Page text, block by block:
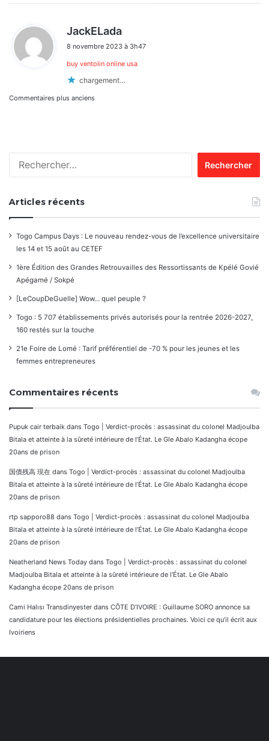
JackELada
t
8 novembre 2023 à 3h47
buy ventolin online usa
chargement…
Navigation
commentaires
Commentaires plus anciens
Articles récents
Togo Campus Days : Le nouveau rendez-vous de l’excellence universitaire
les 14 et 15 août au CETEF
1ère Édition des Grandes Retrouvailles des Ressortissants de Kpélé Govié
Apégamé / Sokpé
[LeCoupDeGuelle] Wow… quel peuple ?
Togo : 5 707 établissements privés autorisés pour la rentrée 2026-2027,
160 restés sur la touche
21e Foire de Lomé : Tarif préférentiel de -70 % pour les jeunes et les
femmes entrepreneures
Commentaires récents
Pupuk cair terbaik dans Togo | Verdict-procès : assassinat du colonel Madjoulba
Bitala et atteinte à la sûreté intérieure de l’État. Le Gle Abalo Kadangha écope
20ans de prison
国債残高 現在 dans Togo | Verdict-procès : assassinat du colonel Madjoulba
Bitala et atteinte à la sûreté intérieure de l’État. Le Gle Abalo Kadangha écope
20ans de prison
rtp sapporo88 dans Togo | Verdict-procès : assassinat du colonel Madjoulba
Bitala et atteinte à la sûreté intérieure de l’État. Le Gle Abalo Kadangha écope
20ans de prison
Neatherland News Today dans Togo | Verdict-procès : assassinat du colonel
Madjoulba Bitala et atteinte à la sûreté intérieure de l’État. Le Gle Abalo
Kadangha écope 20ans de prison
Cami Halısı Transdinyester dans CÔTE D’IVOIRE : Guillaume SORO annonce sa
candidature pour les élections présidentielles prochaines. Voici ce qu’il écrit aux
Ivoiriens